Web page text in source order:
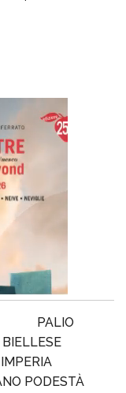
PALIO
BIELLESE
IMPERIA
PODESTÀ